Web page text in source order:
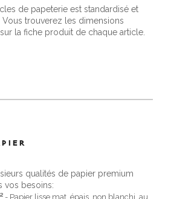
de papeterie est standardisé et
trouverez les dimensions
la fiche produit de chaque article.
qualités de papier premium
vos besoins:
- Papier lisse mat, épais, non blanchi, au